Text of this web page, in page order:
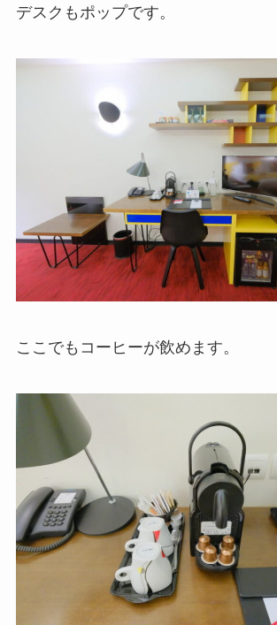
デスクもポップです。
ここでもコーヒーが飲めます。